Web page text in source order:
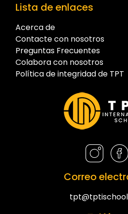
Lista de enlaces
Acerca de
Contacte con nosotros
Preguntas Frecuentes
Colabora con nosotros
Política de integridad de TPT
Correo